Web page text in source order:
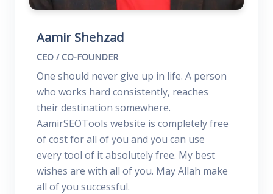
Aamir Shehzad
CEO / CO-FOUNDER
One should never give up in life. A person
who works hard consistently, reaches
their destination somewhere.
AamirSEOTools website is completely free
of cost for all of you and you can use
every tool of it absolutely free. My best
wishes are with all of you. May Allah make
all of you successful.